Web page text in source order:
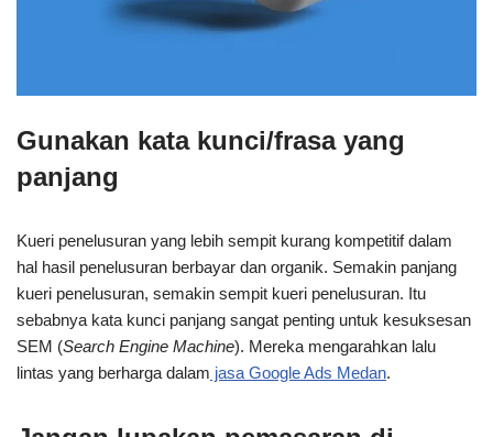
Gunakan kata kunci/frasa yang
panjang
Kueri penelusuran yang lebih sempit kurang kompetitif dalam
hal hasil penelusuran berbayar dan organik. Semakin panjang
kueri penelusuran, semakin sempit kueri penelusuran. Itu
sebabnya kata kunci panjang sangat penting untuk kesuksesan
SEM (Search Engine Machine). Mereka mengarahkan lalu
lintas yang berharga dalam jasa Google Ads Medan.